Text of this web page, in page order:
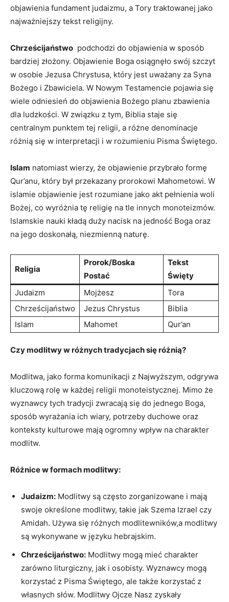
objawienia‌ fundament judaizmu, a ⁣Tory traktowanej jako
najważniejszy ‍tekst religijny.
Chrześcijaństwo ​ podchodzi ​do objawienia w sposób
bardziej złożony. ⁢Objawienie Boga osiągnęło swój szczyt​
w ⁢osobie Jezusa Chrystusa, który jest uważany za Syna
Bożego i Zbawiciela. W‌ Nowym Testamencie‌ pojawia się
‍wiele odniesień ⁤do objawienia Bożego ​planu zbawienia
dla ⁣ludzkości. W związku z tym,⁣ Biblia staje⁢ się
‌centralnym punktem tej religii, a⁤ różne⁤ denominacje‍
różnią się w interpretacji i w rozumieniu Pisma Świętego.
Islam natomiast‌ wierzy,‌ że objawienie ‍przybrało formę
Qur’anu, ‍który‌ był przekazany prorokowi Mahometowi. W
islamie ‍objawienie ⁣jest rozumiane jako akt ‍pełnienia woli
Bożej, co wyróżnia tę religię⁤ na tle innych monoteizmów.
Islamskie ⁢nauki‌ kładą duży nacisk na jedność‌ Boga oraz
⁣na jego doskonałą, niezmienną naturę.
Religia
Prorok/Boska
Postać
Tekst
Święty
Judaizm
Mojżesz
Tora
Chrześcijaństwo
Jezus Chrystus
Biblia
Islam
Mahomet Qur’an
Czy modlitwy w⁢ różnych tradycjach się różnią?
Modlitwa, jako forma komunikacji z ⁤Najwyższym,⁤ odgrywa
kluczową ⁣rolę w ⁢każdej religii monoteistycznej. Mimo że ​
wyznawcy tych tradycji zwracają się do jednego Boga,
sposób wyrażania ich wiary, ⁢potrzeby duchowe ‌oraz
konteksty⁢ kulturowe mają ogromny wpływ na charakter​
modlitw.
Różnice w formach⁣ modlitwy:
Judaizm: Modlitwy są często ⁢zorganizowane i mają⁤
swoje‌ określone ‍modlitwy,⁣ takie jak Szema Izrael ⁤czy
Amidah. Używa⁢ się różnych ⁢modlitewników,a ‍modlitwy
są ⁢wykonywane w języku hebrajskim.
Chrześcijaństwo: Modlitwy mogą mieć charakter
zarówno liturgiczny, ⁣jak i osobisty.⁤ Wyznawcy mogą
korzystać ‍z Pisma‌ Świętego, ale także korzystać z⁣
własnych słów. Modlitwy Ojcze‌ Nasz zyskały‍